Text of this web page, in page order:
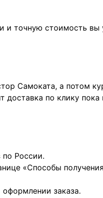
и точную стоимость вы
Самоката, а потом
доставка по клику
по России.
«Способы получения
заказа.